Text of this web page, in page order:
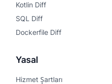
Kotlin Diff
SQL Diff
Dockerfile Diff
Yasal
Hizmet Şartları